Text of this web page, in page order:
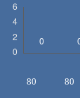
80 80